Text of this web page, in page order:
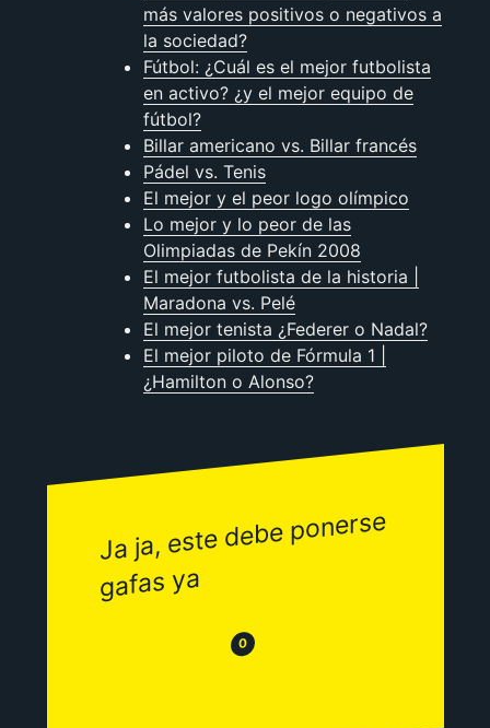
más valores positivos o negativos a
la sociedad?
Fútbol: ¿Cuál es el mejor futbolista
en activo? ¿y el mejor equipo de
fútbol?
Billar americano vs. Billar francés
Pádel vs. Tenis
El mejor y el peor logo olímpico
Lo mejor y lo peor de las
Olimpiadas de Pekín 2008
El mejor futbolista de la historia |
Maradona vs. Pelé
El mejor tenista ¿Federer o Nadal?
El mejor piloto de Fórmula 1 |
¿Hamilton o Alonso?
Ja ja, este debe ponerse
gafas ya
😒 0 😂